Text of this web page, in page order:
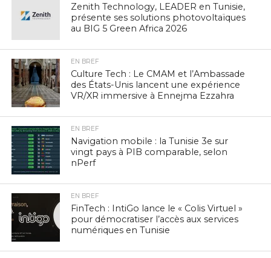
Zenith Technology, LEADER en Tunisie,
présente ses solutions photovoltaïques
au BIG 5 Green Africa 2026
EN BREF
Culture Tech : Le CMAM et l’Ambassade
des États-Unis lancent une expérience
VR/XR immersive à Ennejma Ezzahra
EN BREF
Navigation mobile : la Tunisie 3e sur
vingt pays à PIB comparable, selon
nPerf
EN BREF
FinTech : IntiGo lance le « Colis Virtuel »
pour démocratiser l’accès aux services
numériques en Tunisie